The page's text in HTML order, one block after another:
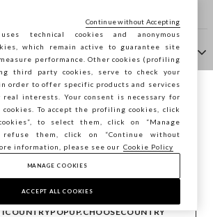
Copyright © Ovs S.p.A. -
na STEFANEL Portugal,
a sua localização?
CONFIRMAR
Portugal
technical cookies and anonymous
which remain active to guarantee site
performance. Other cookies (profiling
third party cookies, serve to check your
order to offer specific products and services
interests. Your consent is necessary for
To accept the profiling cookies, click
to select them, click on “Manage
refuse them, click on “Continue without
information, please see our Cookie Policy
MANAGE COOKIES
ACCEPT ALL COOKIES
Continue without Accepting